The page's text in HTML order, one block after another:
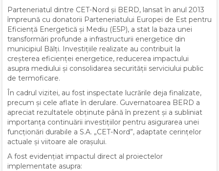
Parteneriatul dintre CET-Nord și BERD, lansat în anul 2013
împreună cu donatorii Parteneriatului Europei de Est pentru
Eficiență Energetică și Mediu (E5P), a stat la baza unei
transformări profunde a infrastructurii energetice din
municipiul Bălți. Investițiile realizate au contribuit la
creșterea eficienței energetice, reducerea impactului
asupra mediului și consolidarea securității serviciului public
de termoficare.
În cadrul vizitei, au fost inspectate lucrările deja finalizate,
precum și cele aflate în derulare. Guvernatoarea BERD a
apreciat rezultatele obținute până în prezent și a subliniat
importanța continuării investițiilor pentru asigurarea unei
funcționări durabile a S.A. „CET-Nord”, adaptate cerințelor
actuale și viitoare ale orașului.
A fost evidențiat impactul direct al proiectelor
implementate asupra: